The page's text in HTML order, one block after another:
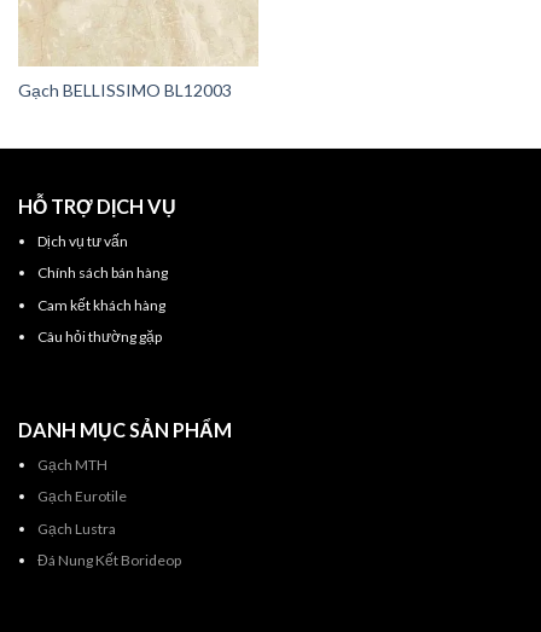
Gạch BELLISSIMO BL12003
HỖ TRỢ DỊCH VỤ
Dịch vụ tư vấn
Chính sách bán hàng
Cam kết khách hàng
Câu hỏi thường gặp
DANH MỤC SẢN PHẨM
Gạch MTH
Gạch Eurotile
Gạch Lustra
Đá Nung Kết Borideop